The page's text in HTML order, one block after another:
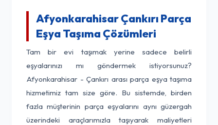
Afyonkarahisar Çankırı Parça
Eşya Taşıma Çözümleri
Tam bir evi taşımak yerine sadece belirli
eşyalarınızı mı göndermek istiyorsunuz?
Afyonkarahisar - Çankırı arası parça eşya taşıma
hizmetimiz tam size göre. Bu sistemde, birden
fazla müşterinin parça eşyalarını aynı güzergah
üzerindeki araçlarımızla taşıyarak maliyetleri